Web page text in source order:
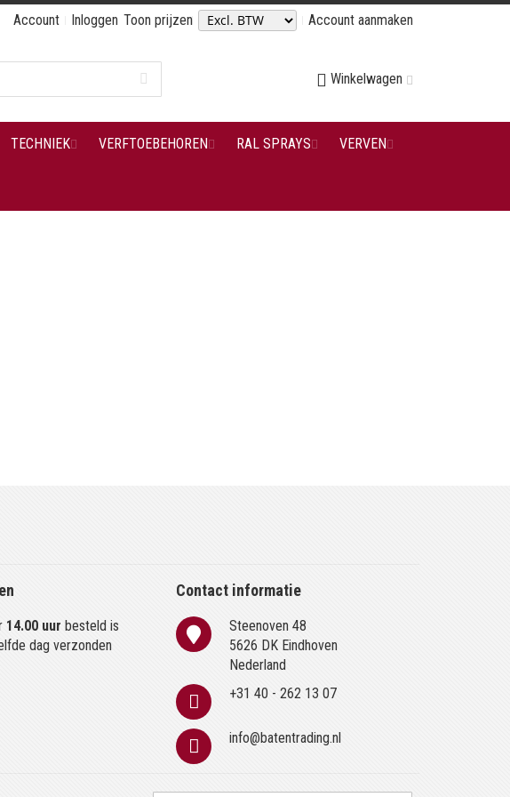
Account Inloggen Toon prijzen Account aanmaken
Winkelwagen
TECHNIEK VERFTOEBEHOREN RAL SPRAYS VERVEN
14.00 uur besteld is
dag verzonden
Contact informatie
Steenoven 48
5626 DK Eindhoven
Nederland
+31 40 - 262 13 07
info@batentrading.nl